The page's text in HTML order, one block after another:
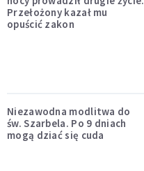
Przełożony kazał mu
opuścić zakon
Niezawodna modlitwa do
św. Szarbela. Po 9 dniach
mogą dziać się cuda